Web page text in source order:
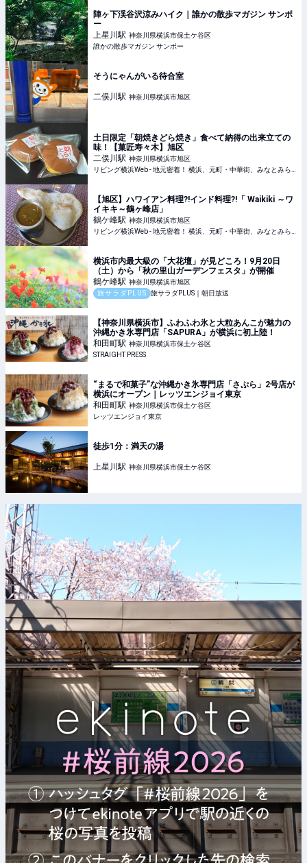
陣ヶ下渓谷沢涼みハイク｜誰かの散歩マガジン サンポ
ー
上星川駅 神奈川県横浜市保土ケ谷区
誰かの散歩マガジン サンポー
そうにゃんがいる待合室
二俣川駅 神奈川県横浜市旭区
土日限定「朝焼きどら焼き」食べて納得の出来立ての
味！【菓匠寿々木】旭区
二俣川駅 神奈川県横浜市旭区
【旭区】ハワイアン料理?!インド料理?!「 Waikiki ～ワ
イキキ～鶴ヶ峰店」
鶴ケ峰駅 神奈川県横浜市旭区
横浜市内最大級の「大花壇」が見どころ！9月20日
（土）から「秋の里山ガーデンフェスタ」が開催
鶴ケ峰駅 神奈川県横浜市旭区
旅サラダPLUS
旅サラダPLUS｜朝日放送
【神奈川県横浜市】ふわふわ氷と大粒あんこが魅力の
沖縄かき氷専門店「SAPURA」が横浜に初上陸！
和田町駅 神奈川県横浜市保土ケ谷区
STRAIGHT PRESS
“まるで和菓子”な沖縄かき氷専門店「さぷら」2号店が
横浜にオープン｜レッツエンジョイ東京
和田町駅 神奈川県横浜市保土ケ谷区
レッツエンジョイ東京
徒歩1分：満天の湯
上星川駅 神奈川県横浜市保土ケ谷区